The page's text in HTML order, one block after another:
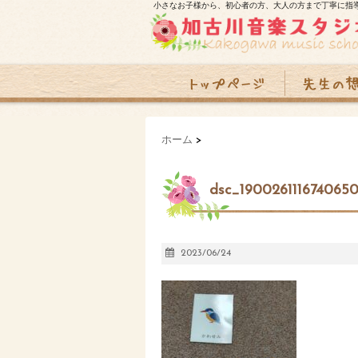
小さなお子様から、初心者の方、大人の方まで丁寧に指
ホーム >
2023/06/24